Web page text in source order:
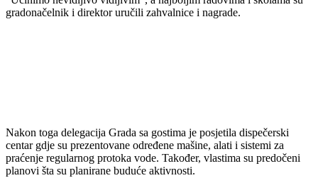
gradonačelnik i direktor uručili zahvalnice i nagrade.
Nakon toga delegacija Grada sa gostima je posjetila dispečerski
centar gdje su prezentovane određene mašine, alati i sistemi za
praćenje regularnog protoka vode. Također, vlastima su predočeni
planovi šta su planirane buduće aktivnosti.